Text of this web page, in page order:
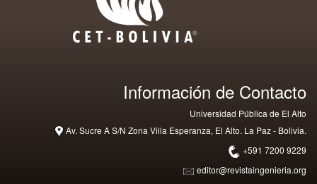
Información de Contacto
Universidad Pública de El Alto
Av. Sucre A S/N Zona Villa Esperanza, El Alto. La Paz - Bolivia.
+591 7200 9229
editor@revistaingenieria.org